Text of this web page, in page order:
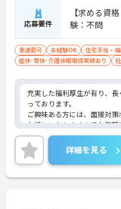
応募要件
【求める資
験：不問
車通勤可 未経験OK 住宅手当・
産休･育休･介護休暇取得実績あり
充実した福利厚生が有り、
っております。
ご興味ある方には、面接対
お話しいたしますのでお気
詳細を見る